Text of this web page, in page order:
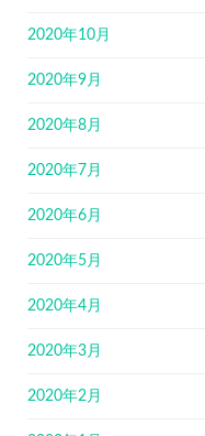
2020年10月
2020年9月
2020年8月
2020年7月
2020年6月
2020年5月
2020年4月
2020年3月
2020年2月